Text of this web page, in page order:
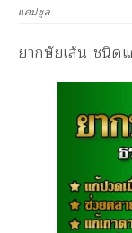
แคปซูล
ยากษัยเส้น ชนิด